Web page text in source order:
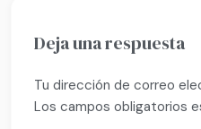
Deja una respuesta
Tu dirección de correo
Los campos obligatorios